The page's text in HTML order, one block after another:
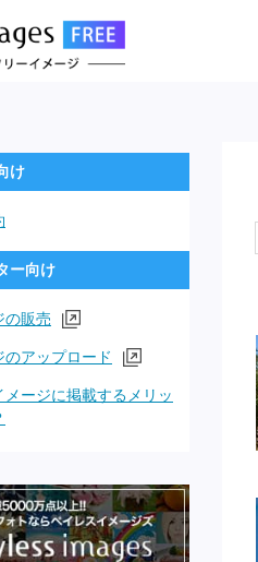
け
ー向け
の販売
のアップロード
メージに掲載するメリッ